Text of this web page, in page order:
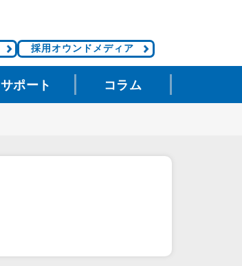
採用オウンドメディア
サポート コラム